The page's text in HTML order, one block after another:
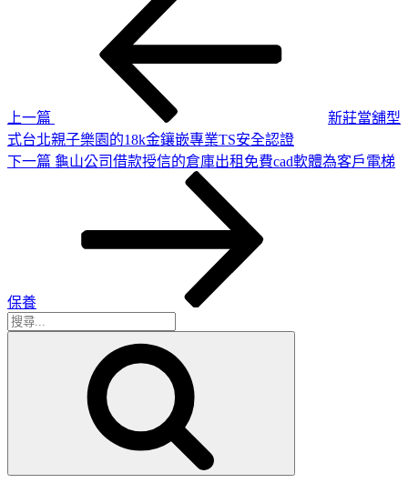
上一篇
新莊當舖型
式台北親子樂園的18k金鑲嵌專業TS安全認證
下
下一篇 龜山公司借款授信的倉庫出租免費cad軟體為客戶電梯
保養
搜